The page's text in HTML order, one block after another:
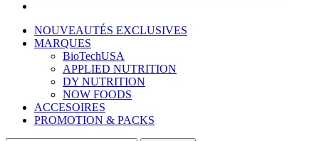
NOUVEAUTÉS EXCLUSIVES
MARQUES
BioTechUSA
APPLIED NUTRITION
DY NUTRITION
NOW FOODS
ACCESOIRES
PROMOTION & PACKS